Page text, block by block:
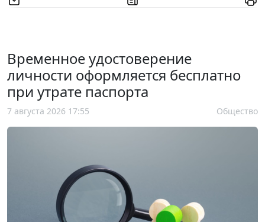
Временное удостоверение
личности оформляется бесплатно
при утрате паспорта
7 августа 2026 17:55 Общество